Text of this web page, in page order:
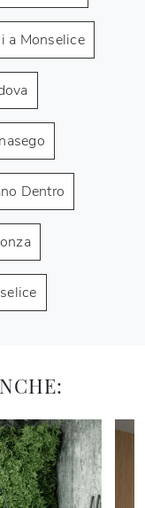
a Monselice
Dentro